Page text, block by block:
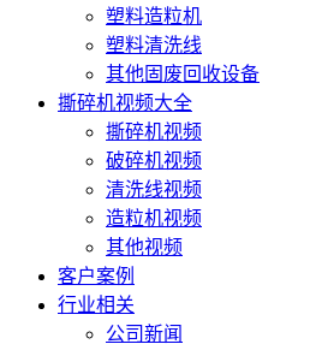
塑料造粒机
塑料清洗线
其他固废回收设备
撕碎机视频大全
撕碎机视频
破碎机视频
清洗线视频
造粒机视频
其他视频
客户案例
行业相关
公司新闻